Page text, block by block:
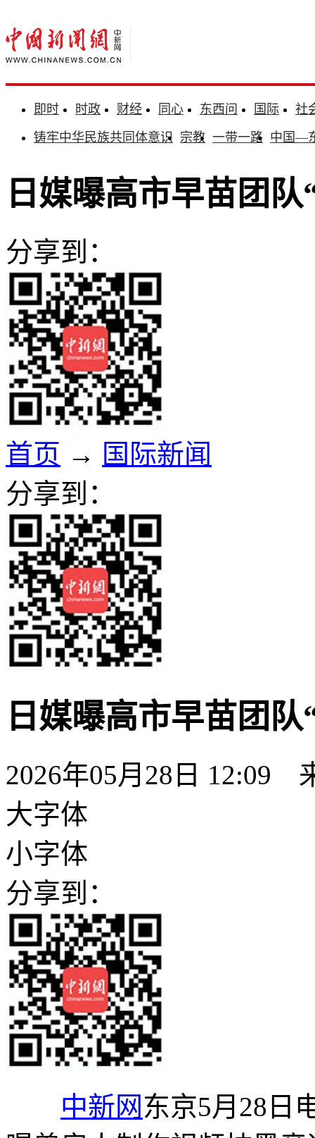
即时 时政 财经 同心 东西问 国际
社
铸牢中华民族共同体意识 宗教 一带一路 中国—
日媒曝高市早苗团
分享到：
首页 → 国际新闻
分享到：
日媒曝高市早苗团
2026年05月28日 12:09
大字体
小字体
分享到：
中新网 东京5月28日